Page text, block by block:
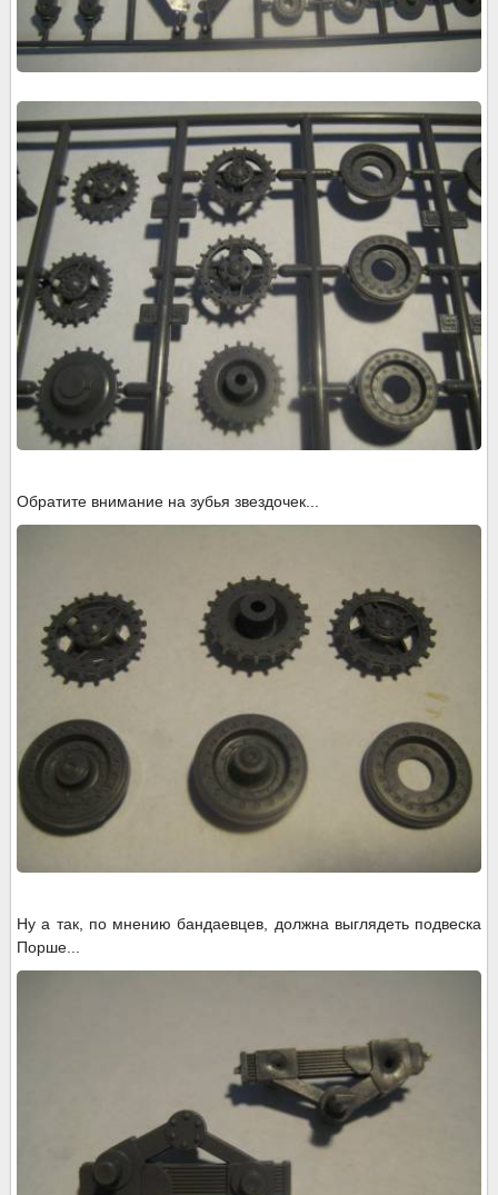
Обратите внимание на зубья звездочек...
Ну а так, по мнению бандаевцев, должна выглядеть подвеска
Порше...